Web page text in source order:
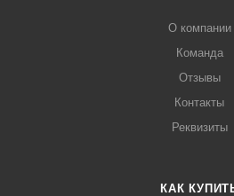
О компании
Команда
Отзывы
Контакты
Реквизиты
КАК